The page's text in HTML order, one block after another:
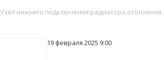
Узел нижнего подключения радиатора
19 февраля 2025 9:00